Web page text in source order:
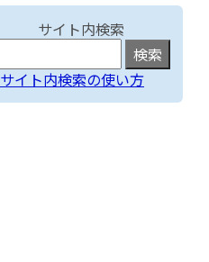
サイト内検索
サイト内検索の使い方